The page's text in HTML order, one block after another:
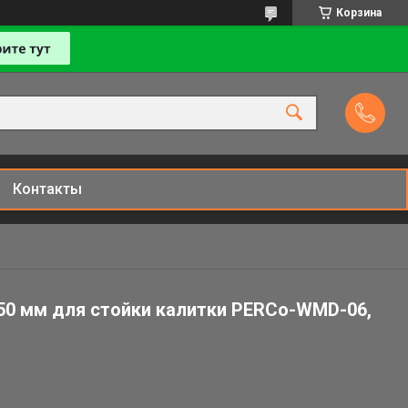
Корзина
Контакты
мм для стойки калитки PERCo-WMD-06,